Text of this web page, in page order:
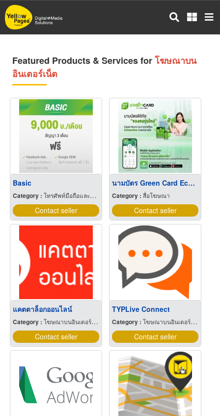
Skip
to
main
Featured Products & Services forโฆษณาบน
อินเตอร์เน็ต
Basic
Category : โทรศัพท์มือถือและอุปกรณ์
Contact seller
นามบัตร Green Card Eco Digital Card
Category :สื่อโฆษณา
Contact seller
แคตตาล็อกออนไลน์
Category : โฆษณาบนอินเตอร์เน็ต
Contact seller
TYPLive Connect
Category :โฆษณาบนอินเตอร์เน็ต
Contact seller